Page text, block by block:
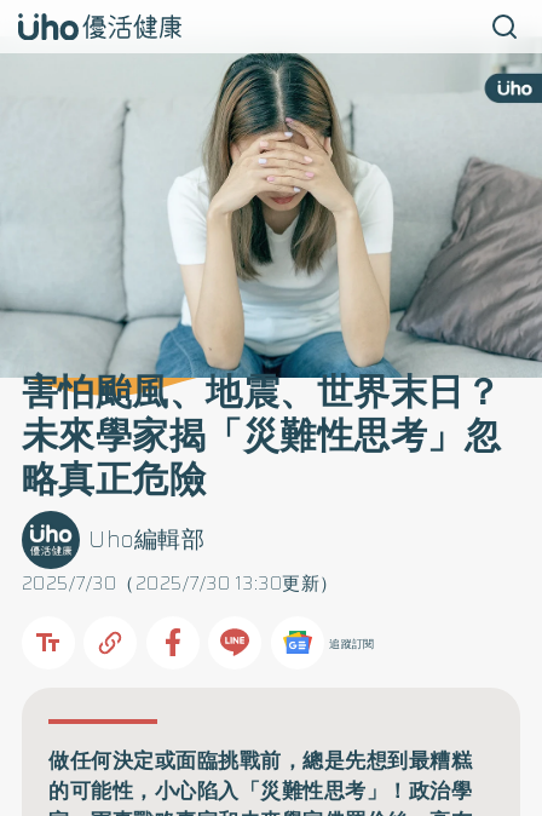
害怕颱風、地震、世界末日？
未來學家揭「災難性思考」忽
略真正危險
2025/7/30（2025/7/30 13:30更新）
Uho編輯部
追蹤訂閱
做任何決定或面臨挑戰前，總是先想到最糟糕
的可能性，小心陷入「災難性思考」！政治學